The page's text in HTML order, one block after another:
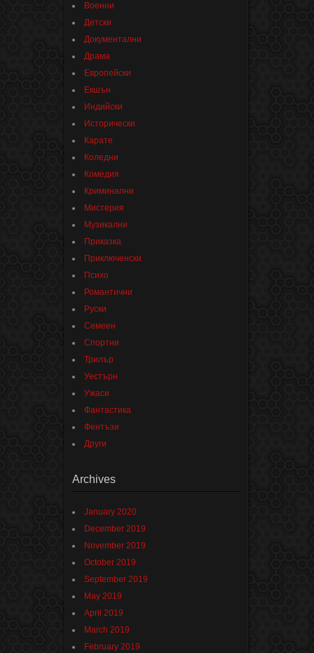
Военни
Детски
Документални
Драма
Европейски
Екшън
Индийски
Исторически
Карате
Коледни
Комедия
Криминални
Мистерия
Музикални
Приказка
Приключенски
Психо
Романтични
Руски
Семеен
Спортни
Трилър
Уестърн
Ужаси
Фантастика
Фентъзи
Други
Archives
January 2020
December 2019
November 2019
October 2019
September 2019
May 2019
April 2019
March 2019
February 2019